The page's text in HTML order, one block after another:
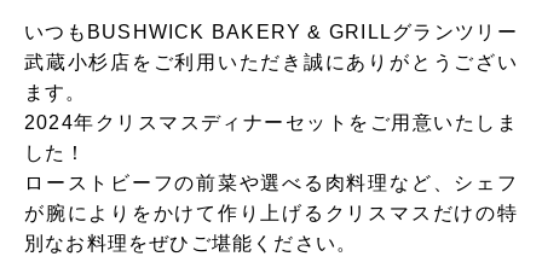
いつもBUSHWICK BAKERY & GRILLグランツリー
武蔵小杉店をご利用いただき誠にありがとうござい
ます。
2024年クリスマスディナーセットをご用意いたしま
した！
ローストビーフの前菜や選べる肉料理など、シェフ
が腕によりをかけて作り上げるクリスマスだけの特
別なお料理をぜひご堪能ください。